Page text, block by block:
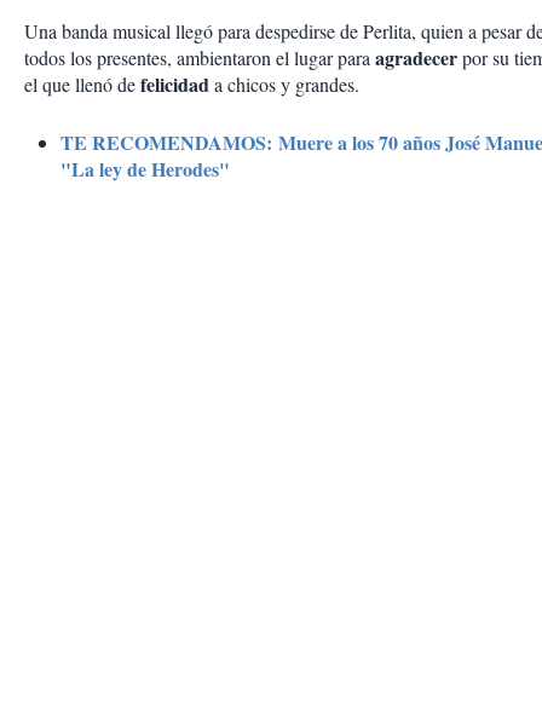
Una banda musical llegó para despedirse de Perlita, quien a pesar
todos los presentes, ambientaron el lugar paraagradecerpor su
el que llenó defelicidada chicos y grandes.
TE RECOMENDAMOS: Muere a los 70 años José
"La ley de Herodes"